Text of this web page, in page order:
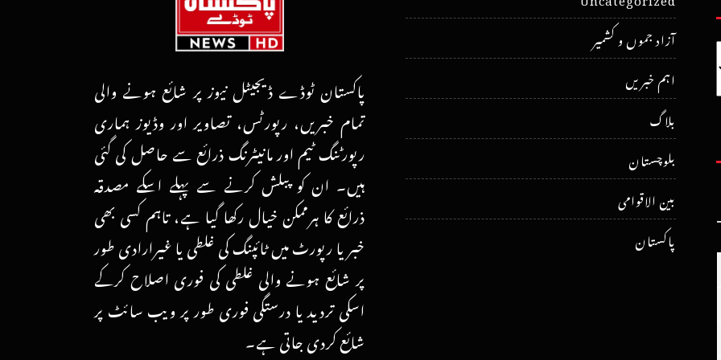
پاکستان ٹوڈے ڈیجیٹل نیوز پر شائع ہونے والی
تمام خبریں، رپورٹس، تصاویر اور وڈیوز ہماری
رپورٹنگ ٹیم اور مانیٹرنگ ذرائع سے حاصل کی گئی
ہیں۔ ان کو پبلش کرنے سے پہلے اسکے مصدقہ
ذرائع کا ہرممکن خیال رکھا گیا ہے، تاہم کسی بھی
خبر یا رپورٹ میں ٹائپنگ کی غلطی یا غیرارادی طور
پر شائع ہونے والی غلطی کی فوری اصلاح کرکے
اسکی تردید یا درستگی فوری طور پر ویب سائٹ پر
شائع کردی جاتی ہے۔
آزاد جموں و کشمیر
اہم خبریں
بلاگ
بلوچستان
بین الاقوامی
پاکستان